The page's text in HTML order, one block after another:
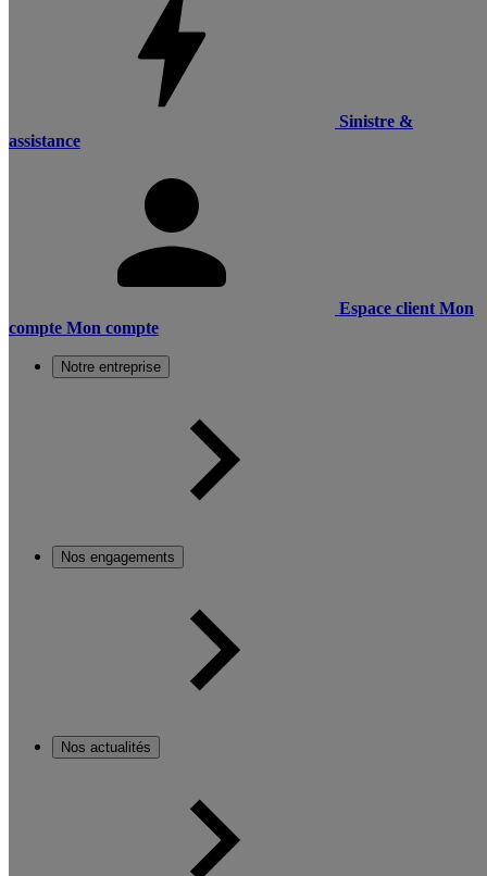
Sinistre &
assistance
Espace client Mon
compte Mon compte
Notre entreprise
Nos engagements
Nos actualités